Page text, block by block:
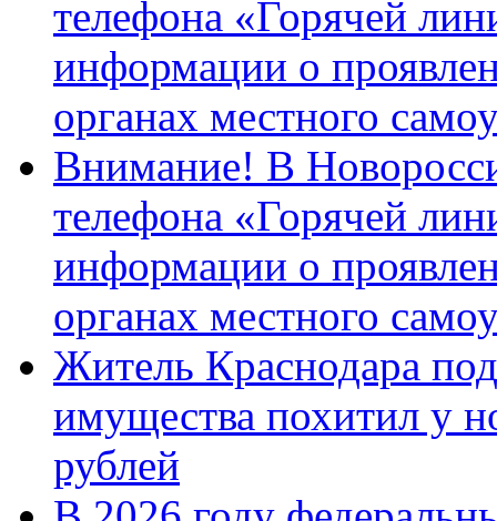
телефона «Горячей
информации о
органах местного
Внимание! В
телефона «Горячей
информации о
органах местного
Житель Краснодара
имущества похитил у
рублей